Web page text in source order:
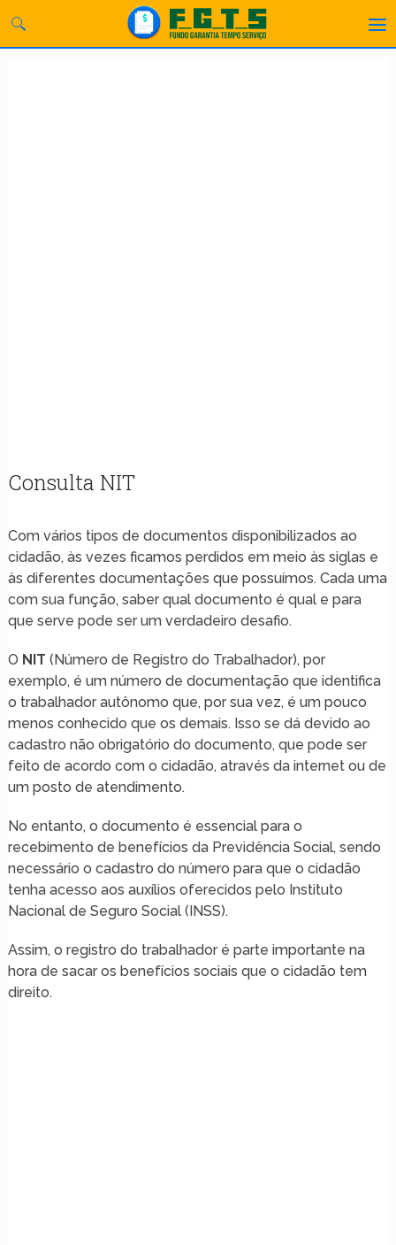
Consulta NIT
Com vários tipos de documentos disponibilizados ao
cidadão, às vezes ficamos perdidos em meio às siglas e
às diferentes documentações que possuímos. Cada uma
com sua função, saber qual documento é qual e para
que serve pode ser um verdadeiro desafio.
O NIT (Número de Registro do Trabalhador), por
exemplo, é um número de documentação que identifica
o trabalhador autônomo que, por sua vez, é um pouco
menos conhecido que os demais. Isso se dá devido ao
cadastro não obrigatório do documento, que pode ser
feito de acordo com o cidadão, através da internet ou de
um posto de atendimento.
No entanto, o documento é essencial para o
recebimento de benefícios da Previdência Social, sendo
necessário o cadastro do número para que o cidadão
tenha acesso aos auxílios oferecidos pelo Instituto
Nacional de Seguro Social (INSS).
Assim, o registro do trabalhador é parte importante na
hora de sacar os benefícios sociais que o cidadão tem
direito.